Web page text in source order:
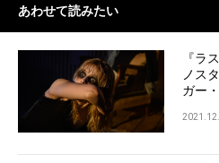
あわせて読みたい
『ラ
ノス
ガー